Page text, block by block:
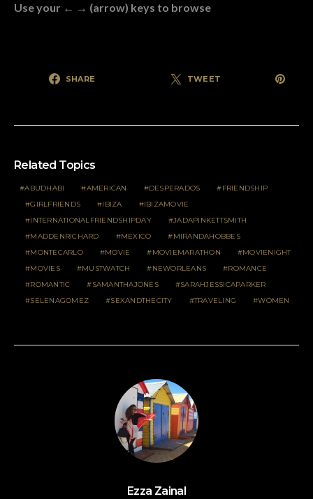
Use your ← → (arrow) keys to browse
SHARE TWEET
Related Topics
ABUDHABI AMERICAN DESPERADOS
FRIENDSHIP
GIRLFRIENDS
IBIZA
IBIZAMOVIE
INTERNATIONALFRIENDSHIPDAY
JADAPINKETTSMITH
MADDENRICHARD
MEXICO
MIRANDAHOBBES
MONTECARLO
MOVIE MOVIEMARATHON
MOVIENIGHT
MOVIES
MUSTWATCH NEWORLEANS
ROMANCE
ROMANTIC
SAMANTHAJONES
SARAHJESSICAPARKER
SELENAGOMEZ
SEXANDTHECITY TRAVELING WOMEN
Ezza Zainal